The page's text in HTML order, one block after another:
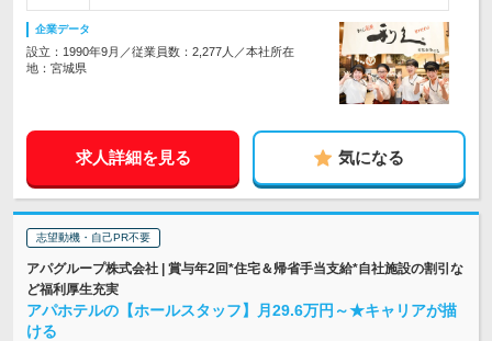
企業データ
設立：1990年9月／従業員数：2,277人／本社所在
地：宮城県
求人詳細を見る 気になる
志望動機・自己PR不要
アパグループ株式会社 | 賞与年2回*住宅＆帰省手当支給*自社施設の割引な
ど福利厚生充実
アパホテルの【ホールスタッフ】月29.6万円～★キャリアが描
ける